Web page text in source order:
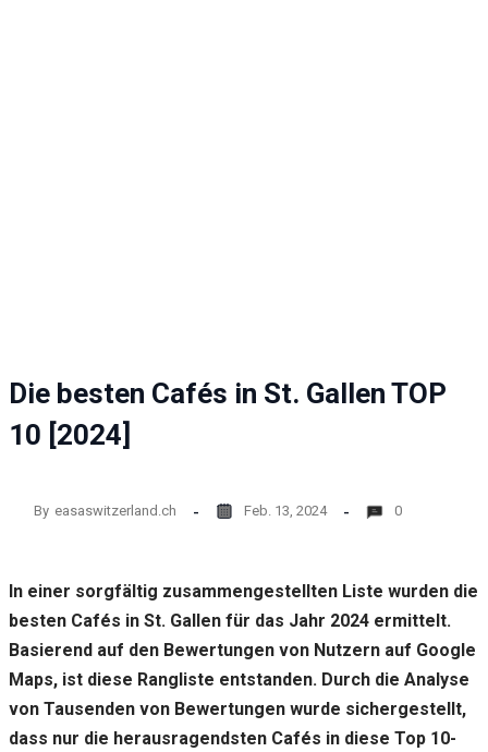
Die besten Cafés in St. Gallen TOP
10 [2024]
By easaswitzerland.ch Feb. 13, 2024 0
In einer sorgfältig zusammengestellten Liste wurden die
besten Cafés in St. Gallen für das Jahr 2024 ermittelt.
Basierend auf den Bewertungen von Nutzern auf Google
Maps, ist diese Rangliste entstanden. Durch die Analyse
von Tausenden von Bewertungen wurde sichergestellt,
dass nur die herausragendsten Cafés in diese Top 10-
der Website auf
Basis der
Nutzung
während
Ihres
gut wie
möglich
funktioniert.
Wenn Sie
diese